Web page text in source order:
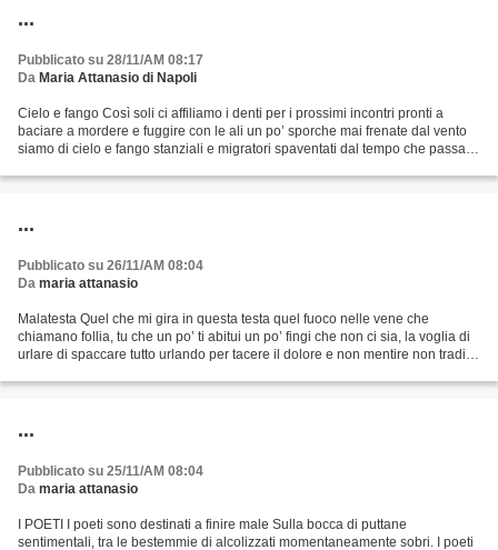
...
Pubblicato su 28/11/AM 08:17
Da Maria Attanasio di Napoli
Cielo e fango Così soli ci affiliamo i denti per i prossimi incontri pronti a
baciare a mordere e fuggire con le ali un po’ sporche mai frenate dal vento
siamo di cielo e fango stanziali e migratori spaventati dal tempo che passa
...
Pubblicato su 26/11/AM 08:04
Da maria attanasio
Malatesta Quel che mi gira in questa testa quel fuoco nelle vene che
chiamano follia, tu che un po’ ti abitui un po’ fingi che non ci sia, la voglia di
urlare di spaccare tutto urlando per tacere il dolore e non mentire non tradire
...
Pubblicato su 25/11/AM 08:04
Da maria attanasio
I POETI I poeti sono destinati a finire male Sulla bocca di puttane
sentimentali, tra le bestemmie di alcolizzati momentaneamente sobri. I poeti